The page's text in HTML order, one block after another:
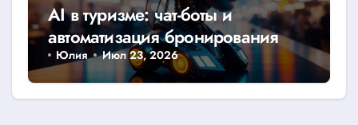
AI в туризме: чат-боты и
автоматизация бронирования
Юлия Июл 23, 2026